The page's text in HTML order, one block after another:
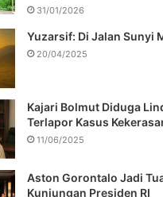
31/01/2026
Yuzarsif: Di Jalan Sunyi
20/04/2025
Kajari Bolmut Diduga
Terlapor Kasus
11/06/2025
Aston Gorontalo Jadi
Kunjungan Presiden RI